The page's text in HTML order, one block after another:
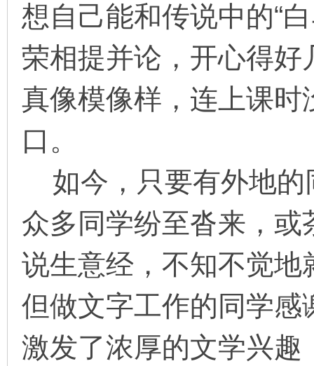
想自己能和传说中的“
荣相提并论，开心得好
真像模像样，连上课
口。
如今，只要有外地的
众多同学纷至沓来，
说生意经，不知不觉地
但做文字工作的同学感
激发了浓厚的文学兴